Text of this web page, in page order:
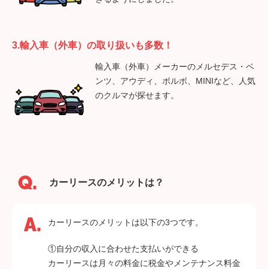
3.輸入車（外車）の取り扱いも多数！
輸入車（外車）メーカーのメルセデス・ベ
ンツ、アウディ、ボルボ、MINIなど、人気
のクルマが探せます。
カーリースのメリットは？
カーリースのメリットは以下の3つです。
①自分の収入に合わせた支払いができる
カーリースは月々の料金に税金やメンテナンス料金